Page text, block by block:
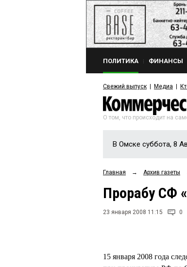
ПОЛИТИКА ФИНАНСЫ
Свежий выпуск Медиа
О том, что происходит на
В Омске суббота, 8
Главная → Архив газеты
Прорабу СФ
23 января 2008 11:15 0
15 января 2008 года